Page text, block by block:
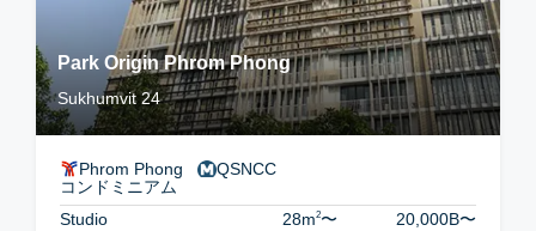
Park Origin Phrom Phong
Sukhumvit 24
Phrom Phong QSNCC
コンドミニアム
Studio
28m2〜 20,000B〜